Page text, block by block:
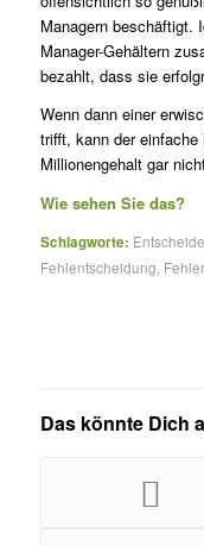
Managern beschäftigt.
Manager-Gehältern
bezahlt, dass sie
Wenn dann einer
trifft, kann der
Millionengehalt gar
Wie sehen Sie das?
Schlagworte:
Fehlentscheidung Fehler,
Das könnte Dich